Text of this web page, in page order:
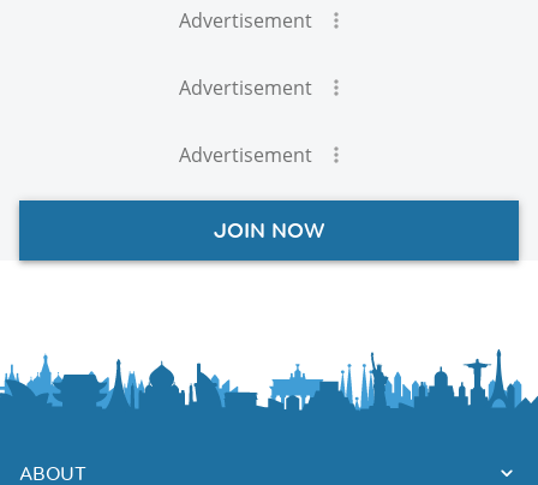
Advertisement
Advertisement
Advertisement
JOIN NOW
ABOUT